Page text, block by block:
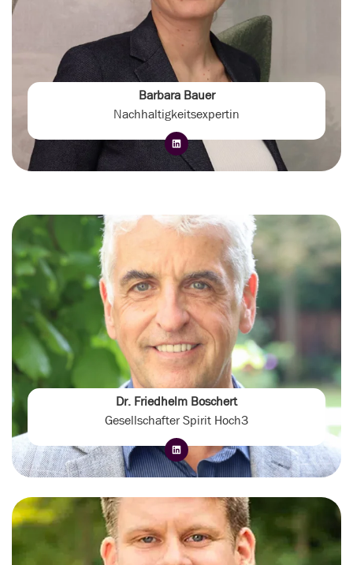
Barbara Bauer
Nachhaltigkeitsexpertin
Dr. Friedhelm Boschert
Gesellschafter Spirit Hoch3